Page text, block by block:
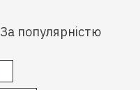
За популярністю